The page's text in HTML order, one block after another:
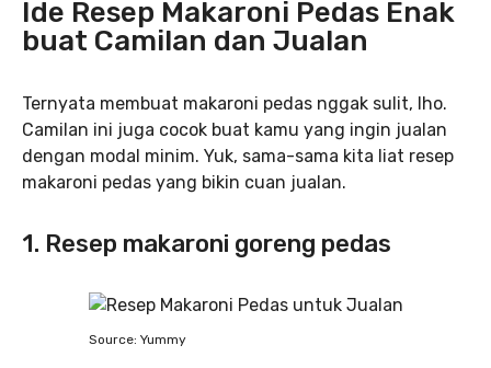
Ide Resep Makaroni Pedas Enak
buat Camilan dan Jualan
Ternyata membuat makaroni pedas nggak sulit, lho.
Camilan ini juga cocok buat kamu yang ingin jualan
dengan modal minim. Yuk, sama-sama kita liat resep
makaroni pedas yang bikin cuan jualan.
1. Resep makaroni goreng pedas
Source: Yummy